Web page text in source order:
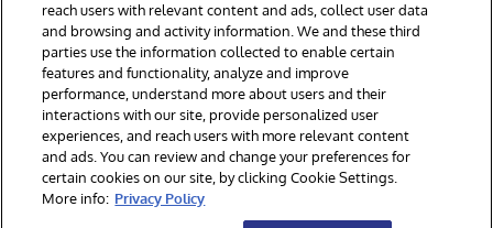
1996-2026 InterSystems Corporation, Boston, MA. Todos los
derechos reservados.
Avisos/Términos y condiciones
Garantía de devolución
Accesibilidad
reach users with relevant content and ads, collect user data
and browsing and activity information. We and these third
parties use the information collected to enable certain
features and functionality, analyze and improve
performance, understand more about users and their
interactions with our site, provide personalized user
experiences, and reach users with more relevant content
and ads. You can review and change your preferences for
certain cookies on our site, by clicking Cookie Settings.
More info: Privacy Policy